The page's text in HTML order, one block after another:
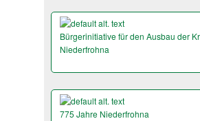
Bürgerinitiative für den Ausbau der
Niederfrohna
775 Jahre Niederfrohna